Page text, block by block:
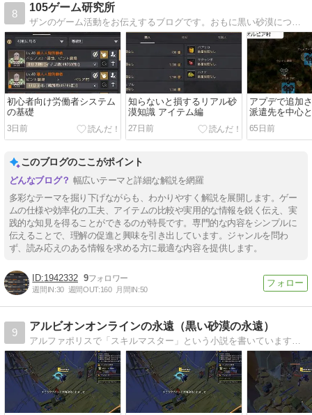
8
105ゲーム研究所
初心者向け労働者システム
の基礎
3日前
知らないと損するリアル砂
漠知識 アイテム編
27日前
アプデで追加
派遣先を中心
65日前
このブログのここがポイント
幅広いテーマと詳細な解説を網羅
多彩なテーマを掘り下げながらも、わかりやすく解説を展開します。ゲー
ムの仕様や効率化の工夫、アイテムの比較や実用的な情報を鋭く伝え、実
践的な知見を得ることができるのが特長です。専門的な内容をシンプルに
伝えることで、理解の促進と興味を引き出しています。ジャンルを問わ
ず、読み応えのある情報を求める方に最適な内容を提供します。
1942332 9
週間IN:30 週間OUT:160 月間IN:50
9
アルビオンオンラインの永遠（黒い砂漠の永遠）
アルファポリスで「スキルマスター」という小説を書いています。サブテーマは、生きるために必要な知識です。我が人生にうっかりありですが、読んで損はさせないつもりなのでよろしくお願いします。気長に行きましょう〜